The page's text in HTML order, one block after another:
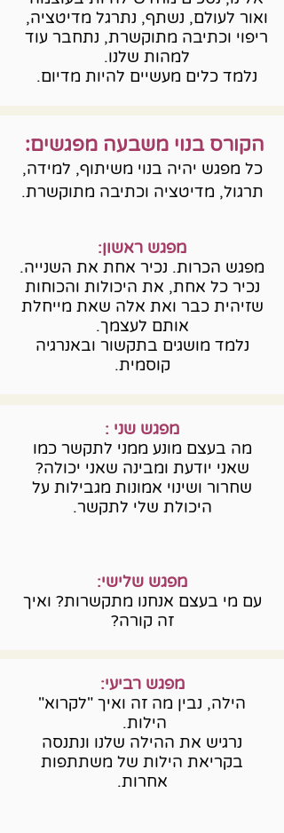
ואור לעולם, נשתף, נתרגל מדיטציה,
ריפוי וכתיבה מתוקשרת, נתחבר עוד
למהות שלנו.
נלמד כלים מעשיים להיות מדיום.
הקורס בנוי משבעה מפגשים:
כל מפגש יהיה בנוי משיתוף, למידה,
תרגול, מדיטציה וכתיבה מתוקשרת.
מפגש ראשון:
מפגש הכרות. נכיר אחת את השנייה.
נכיר כל אחת, את היכולות והכוחות
שזיהית כבר ואת אלה שאת מייחלת
אותם לעצמך.
נלמד מושגים בתקשור ובאנרגיה
קוסמית.
מפגש שני :
מה בעצם מונע ממני לתקשר כמו
שאני יודעת ומבינה שאני יכולה?
שחרור ושינוי אמונות מגבילות על
היכולת שלי לתקשר.
מפגש שלישי:
עם מי בעצם אנחנו מתקשרות? ואיך
זה קורה?
מפגש רביעי:
הילה, נבין מה זה ואיך "לקרוא"
הילות.
נרגיש את ההילה שלנו ונתנסה
בקריאת הילות של משתתפות
אחרות.